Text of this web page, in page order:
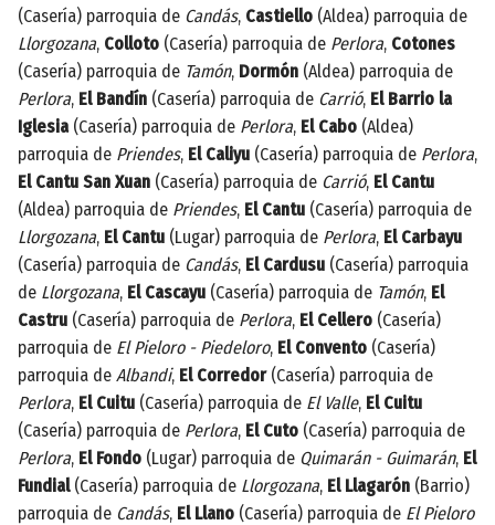
(Casería) parroquia de Candás, Castiello (Aldea) parroquia de
Llorgozana, Colloto (Casería) parroquia de Perlora, Cotones
(Casería) parroquia de Tamón, Dormón (Aldea) parroquia de
Perlora, El Bandín (Casería) parroquia de Carrió, El Barrio la
Iglesia(Casería) parroquia de Perlora, El Cabo (Aldea)
parroquia de Priendes, El Caliyu (Casería) parroquia de Perlora,
El Cantu San Xuan (Casería) parroquia de Carrió, El Cantu
(Aldea) parroquia de Priendes, El Cantu (Casería) parroquia de
Llorgozana, El Cantu (Lugar) parroquia de Perlora, El Carbayu
(Casería) parroquia de Candás, El Cardusu (Casería) parroquia
de Llorgozana, El Cascayu (Casería) parroquia de Tamón, El
Castru (Casería) parroquia de Perlora, El Cellero (Casería)
parroquia de El Pieloro - Piedeloro, El Convento (Casería)
parroquia de Albandi, El Corredor(Casería) parroquia de
Perlora, El Cuitu (Casería) parroquia de El Valle, El Cuitu
(Casería) parroquia de Perlora, El Cuto (Casería) parroquia de
Perlora, El Fondo (Lugar) parroquia de Quimarán - Guimarán, El
Fundial(Casería) parroquia de Llorgozana, El Llagarón (Barrio)
parroquia de Candás, El Llano (Casería) parroquia de El Pieloro